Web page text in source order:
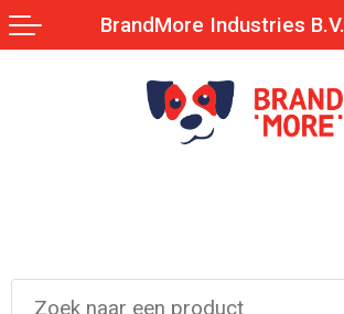
BrandMore Industries B.V.